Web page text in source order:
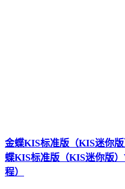
金蝶KIS标准版（KIS迷你
蝶KIS标准版（KIS迷你版
程）